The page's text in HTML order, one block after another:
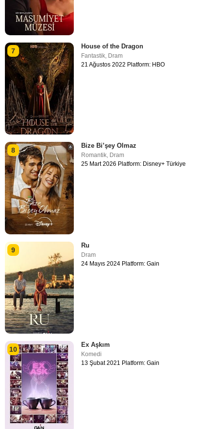
7
House of the Dragon
Fantastik, Dram
21 Ağustos 2022 Platform: HBO
8
Bize Bi’şey Olmaz
Romantik, Dram
25 Mart 2026 Platform: Disney+ Türkiye
9
Ru
Dram
24 Mayıs 2024 Platform: Gain
10
Ex Aşkım
Komedi
13 Şubat 2021 Platform: Gain